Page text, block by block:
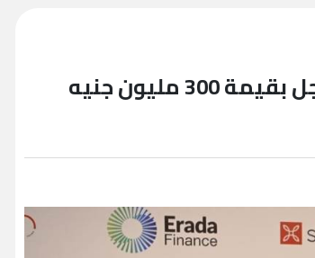
بنك saib يوقع عقد تمويل متوسط الأجل بقيمة 300 مليون جنيه